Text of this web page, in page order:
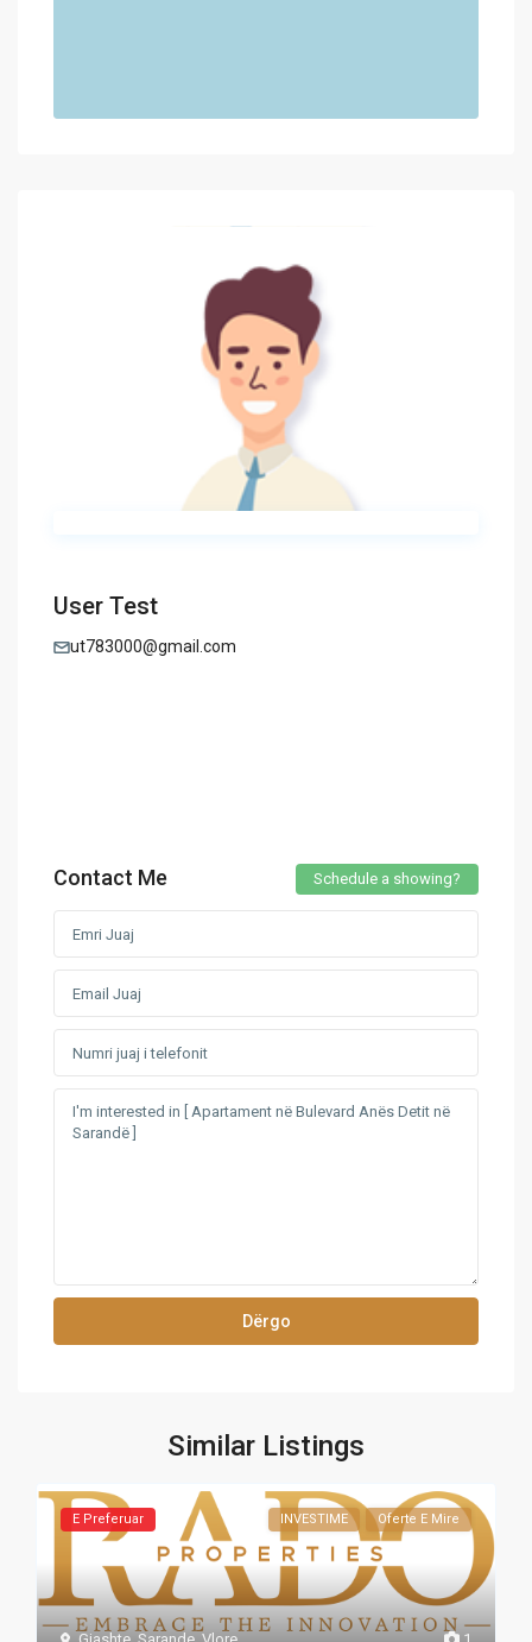
User Test
ut783000@gmail.com
Contact Me Schedule a showing?
Similar Listings
E Preferuar INVESTIME Oferte E Mire